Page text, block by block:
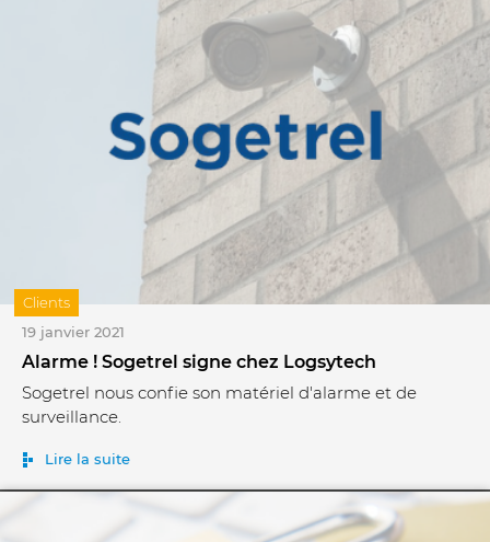
19 janvier 2021
Alarme ! Sogetrel signe chez Logsytech
Sogetrel nous confie son matériel d'alarme et de
surveillance.
Lire la suite
Clients